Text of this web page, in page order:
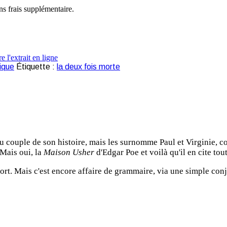
frais supplémentaire.
Étiquette : la deux fois morte
de son histoire, mais les surnomme Paul et Virginie,
oui, la Maison Usher d'Edgar Poe et voilà qu'il en cite
Mais c'est encore affaire de grammaire, via une simple